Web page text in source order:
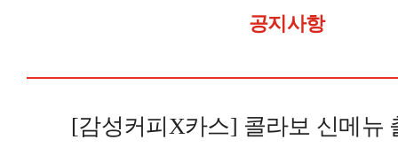
공지사항
[감성커피X카스] 콜라보 신메뉴